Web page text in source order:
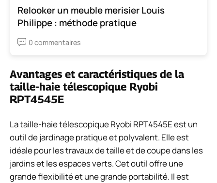
Relooker un meuble merisier Louis
Philippe : méthode pratique
0 commentaires
Avantages et caractéristiques de la
taille-haie télescopique Ryobi
RPT4545E
La taille-haie télescopique Ryobi RPT4545E est un
outil de jardinage pratique et polyvalent. Elle est
idéale pour les travaux de taille et de coupe dans les
jardins et les espaces verts. Cet outil offre une
grande flexibilité et une grande portabilité. Il est